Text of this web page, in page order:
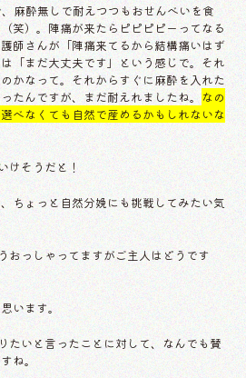
麻酔無しで耐えつつもおせんべいを食
笑）。陣痛が来たらピピピピーってなる
師さんが「陣痛来てるから結構痛いはず
「まだ大丈夫です」という感じで。それ
かなって。それからすぐに麻酔を入れた
たんですが、まだ耐えれましたね。 なの
べなくても自然で産めるかもしれないな
そうだと！
ちょっと自然分娩にも挑戦してみたい気
っしゃってますがご主人はどうです
います。
いと言ったことに対して、なんでも賛
ね。